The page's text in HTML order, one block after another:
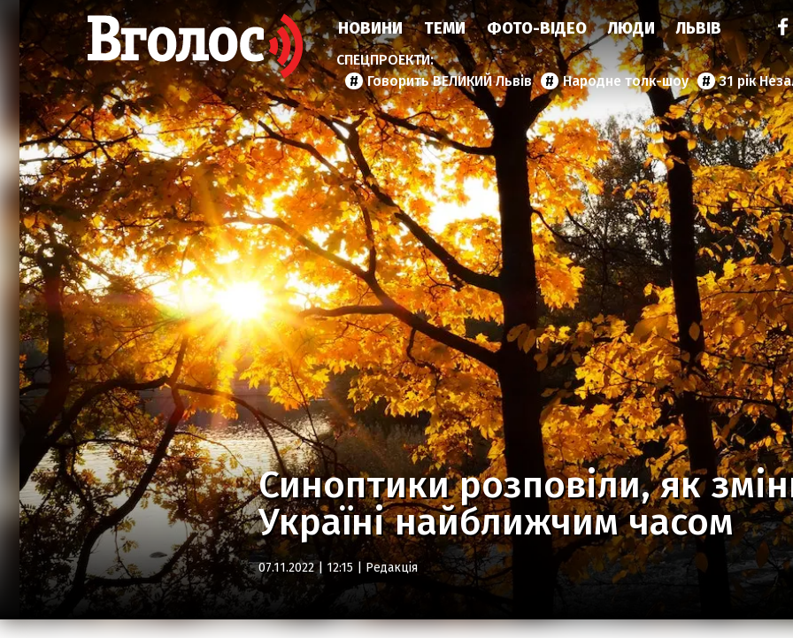
НОВИНИ ТЕМИ ФОТО-ВІДЕО ЛЮДИ ЛЬВІВ
Говорить ВЕЛИКИЙ Львів Народне толк-шоу 31 рік
Синоптики розповіли, як
Україні найближчим часом
07.11.2022 | 12:15 | Редакція